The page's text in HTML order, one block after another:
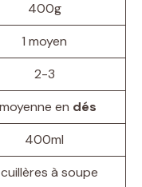
400g
1 moyen
2-3
en dés
400ml
à soupe